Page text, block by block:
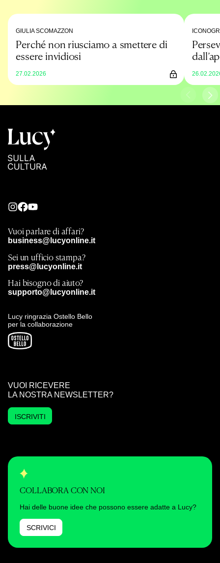
GIULIA SCOMAZZON
Perché non riusciamo a smettere di
essere invidiosi
27.02.2026
Vuoi parlare di affari?
business@lucyonline.it
Sei un ufficio stampa?
press@lucyonline.it
Hai bisogno di aiuto?
supporto@lucyonline.it
Lucy ringrazia Ostello Bello
per la collaborazione
VUOI RICEVERE
LA NOSTRA NEWSLETTER?
ISCRIVITI
COLLABORA CON NOI
Hai delle buone idee che possono essere adatte a Lucy?
SCRIVICI